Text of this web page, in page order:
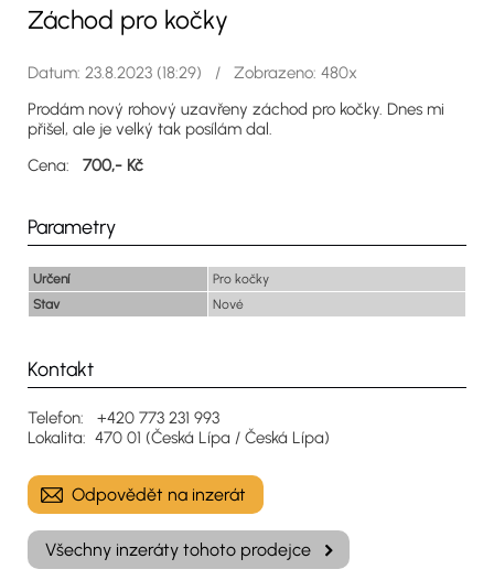
Záchod pro kočky
Datum: 23.8.2023 (18:29) / Zobrazeno: 480x
Prodám nový rohový uzavřeny záchod pro kočky. Dnes mi
přišel, ale je velký tak posílám dal.
Cena: 700,- Kč
Parametry
Určení
Pro kočky
Stav
Nové
Kontakt
Telefon: +420 773 231 993
Lokalita: 470 01 (Česká Lípa / Česká Lípa)
Odpovědět na inzerát
Všechny inzeráty tohoto prodejce